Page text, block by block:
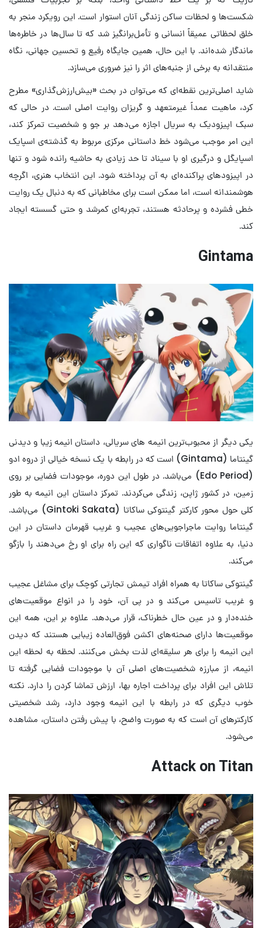
شکست‌ها و لحظات ساکن زندگی آنان استوار است. این رویکرد منجر به
خلق لحظاتی عمیقاً انسانی و تأمل‌برانگیز شد که تا سال‌ها در خاطره‌ها
ماندگار شده‌اند. با این حال، همین جایگاه رفیع و تحسین جهانی، نگاه
منتقدانه به برخی از جنبه‌های اثر را نیز ضروری می‌سازد.
شاید اصلی‌ترین نقطه‌ای که می‌توان در بحث «بیش‌ارزش‌گذاری» مطرح
کرد، ماهیت عمداً غیرمتعهد و گریزان روایت اصلی است. در حالی که
سبک اپیزودیک به سریال اجازه می‌دهد بر جو و شخصیت تمرکز کند،
این امر موجب می‌شود خط داستانی مرکزی مربوط به گذشته‌ی اسپایک
اسپایگل و درگیری او با سیناد تا حد زیادی به حاشیه رانده شود و تنها
در اپیزودهای پراکنده‌ای به آن پرداخته شود. این انتخاب هنری، اگرچه
هوشمندانه است، اما ممکن است برای مخاطبانی که به دنبال یک روایت
خطی فشرده و پرحادثه هستند، تجربه‌ای کمرشد و حتی گسسته ایجاد
کند.
Gintama
یکی دیگر از محبوب‌ترین انیمه های سریالی، داستان انیمه زیبا و دیدنی
گینتاما (Gintama) است که در رابطه با یک نسخه خیالی از دروه ادو
(Edo Period) می‌باشد. در طول این دوره، موجودات فضایی بر روی
زمین، در کشور ژاپن، زندگی می‌کردند. تمرکز داستان این انیمه به طور
کلی حول محور کارکتر گینتوکی ساکاتا (Gintoki Sakata) می‌باشد.
گینتاما روایت ماجراجویی‌های عجیب و غریب قهرمان داستان در این
دنیا، به علاوه اتفاقات ناگواری که این راه برای او رخ می‌دهند را بازگو
می‌کند.
گینتوکی ساکاتا به همراه افراد تیمش تجارتی کوچک برای مشاغل عجیب
و غریب تاسیس می‌کند و در پی آن، خود را در انواع موقعیت‌های
خنده‌دار و در عین حال خطرناک، قرار می‌دهد. علاوه بر این، همه این
موقعیت‌ها دارای صحنه‌های اکشن فوق‌العاده زیبایی هستند که دیدن
این انیمه را برای هر سلیقه‌ای لذت بخش می‌کنند. لحظه به لحظه این
انیمه، از مبارزه شخصیت‌های اصلی آن با موجودات فضایی گرفته تا
تلاش این افراد برای پرداخت اجاره بها، ارزش تماشا کردن را دارد. نکته
خوب دیگری که در رابطه با این انیمه وجود دارد، رشد شخصیتی
کارکترهای آن است که به صورت واضح، با پیش رفتن داستان، مشاهده
می‌شود.
Attack on Titan